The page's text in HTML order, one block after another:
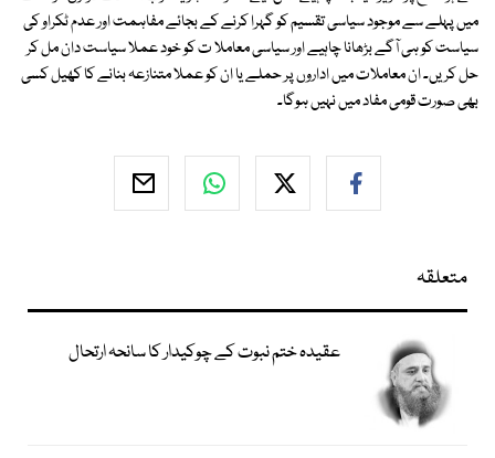
میں پہلے سے موجود سیاسی تقسیم کو گہرا کرنے کے بجائے مفاہمت اور عدم ٹکراو کی
سیاست کو ہی آگے بڑھانا چاہیے اور سیاسی معاملا ت کو خود عملا سیاست دان مل کر
حل کریں۔ ان معاملات میں اداروں پر حملے یا ان کو عملا متنازعہ بنانے کا کھیل کسی
بھی صورت قومی مفاد میں نہیں ہوگا۔
متعلقہ
عقیدہ ختم نبوت کے چوکیدار کا سانحہ ارتحال